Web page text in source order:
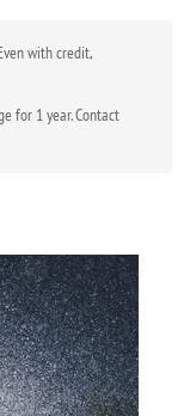
with credit,
for 1 year. Contact